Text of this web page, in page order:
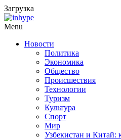
Загрузка
Menu
Новости
Политика
Экономика
Общество
Происшествия
Технологии
Туризм
Культура
Спорт
Мир
Узбекистан и Китай: